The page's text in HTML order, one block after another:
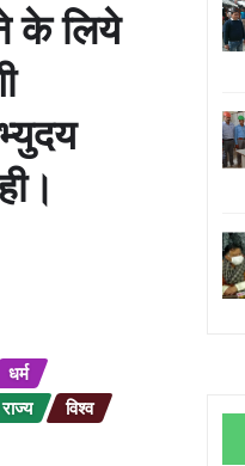
के लिये
धर्म
राज्य
विश्व